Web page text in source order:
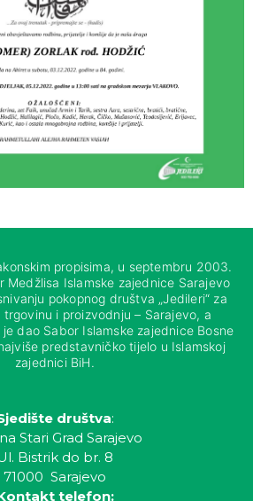
propisima, u septembru 2003.
Medžlisa Islamske zajednice Sarajevo
pokopnog društva „Jedileri“ za
i proizvodnju – Sarajevo, a
dao Sabor Islamske zajednice Bosne
predstavničko tijelo u Islamskoj
zajednici BiH.
društva:
Stari Grad Sarajevo
Bistrik do br. 8
71000 Sarajevo
telefon: